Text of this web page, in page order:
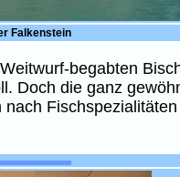
Falkenstein
begabten
Doch die ganz